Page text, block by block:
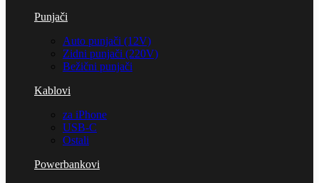
Punjači
Auto punjači (12V)
Zidni punjači (220V)
Bežični punjači
Kablovi
za iPhone
USB-C
Ostali
Powerbankovi